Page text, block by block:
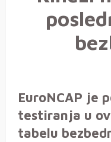
EuroNCAP je
testiranja u
tabelu